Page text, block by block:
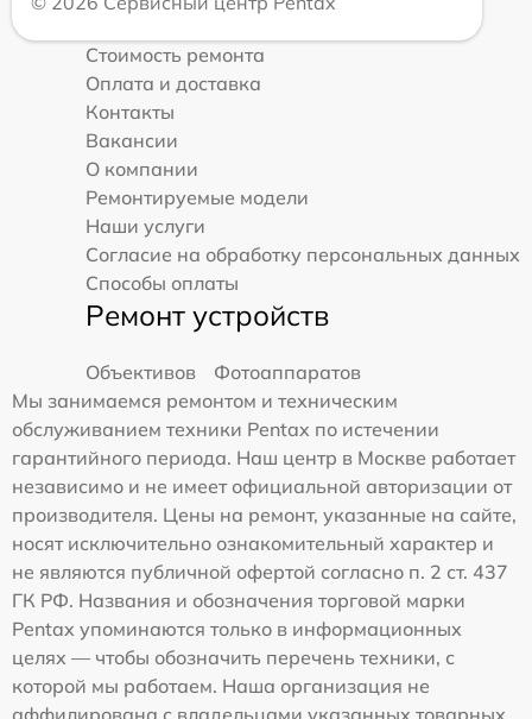
Стоимость ремонта
Оплата и доставка
Контакты
Вакансии
О компании
Ремонтируемые модели
Наши услуги
Согласие на обработку персональных данных
Способы оплаты
Ремонт устройств
Объективов
Фотоаппаратов
Мы занимаемся ремонтом и техническим
обслуживанием техники Pentax по истечении
гарантийного периода. Наш центр в Москве работает
независимо и не имеет официальной авторизации от
производителя. Цены на ремонт, указанные на сайте,
носят исключительно ознакомительный характер и
не являются публичной офертой согласно п. 2 ст. 437
ГК РФ. Названия и обозначения торговой марки
Pentax упоминаются только в информационных
целях — чтобы обозначить перечень техники, с
которой мы работаем. Наша организация не
аффилирована с владельцами указанных товарных